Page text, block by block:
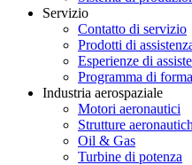
Servizio
Contatto di servizio
Prodotti di
Esperienze di
Programma di
Industria aerospaziale
Motori aeronautici
Strutture
Oil & Gas
Turbine di potenza